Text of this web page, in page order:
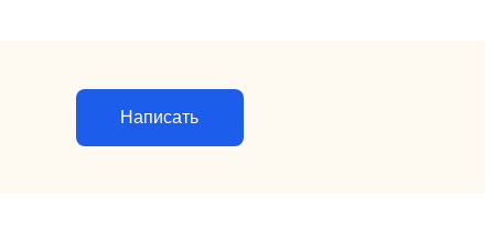
Написать